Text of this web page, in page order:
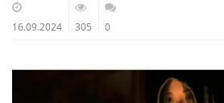
16.09.2024 305 0